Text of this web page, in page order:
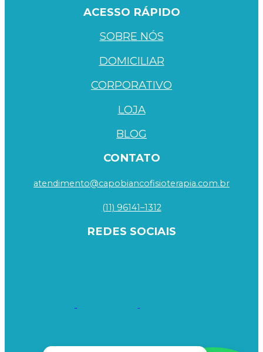
ACESSO RÁPIDO
SOBRE NÓS
DOMICILIAR
CORPORATIVO
LOJA
BLOG
CONTATO
atendimento@capobiancofisioterapia.com.br
(11) 96141–1312
REDES SOCIAIS